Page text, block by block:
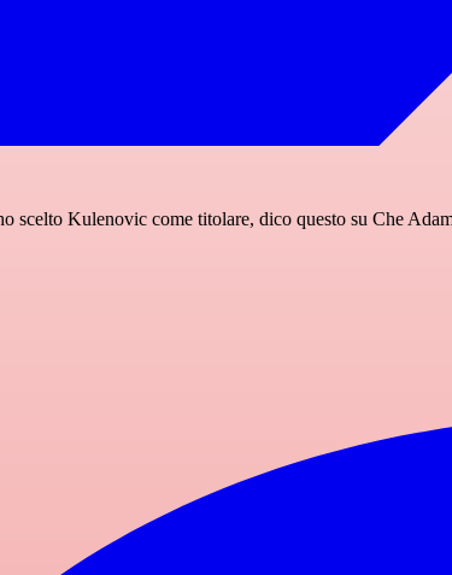
scelto Kulenovic come titolare, dico questo su Che